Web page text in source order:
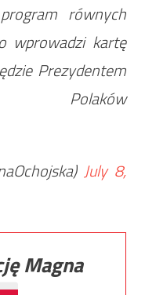
równych
wprowadzi kartę
Prezydentem
Polaków
July 8,
Magna